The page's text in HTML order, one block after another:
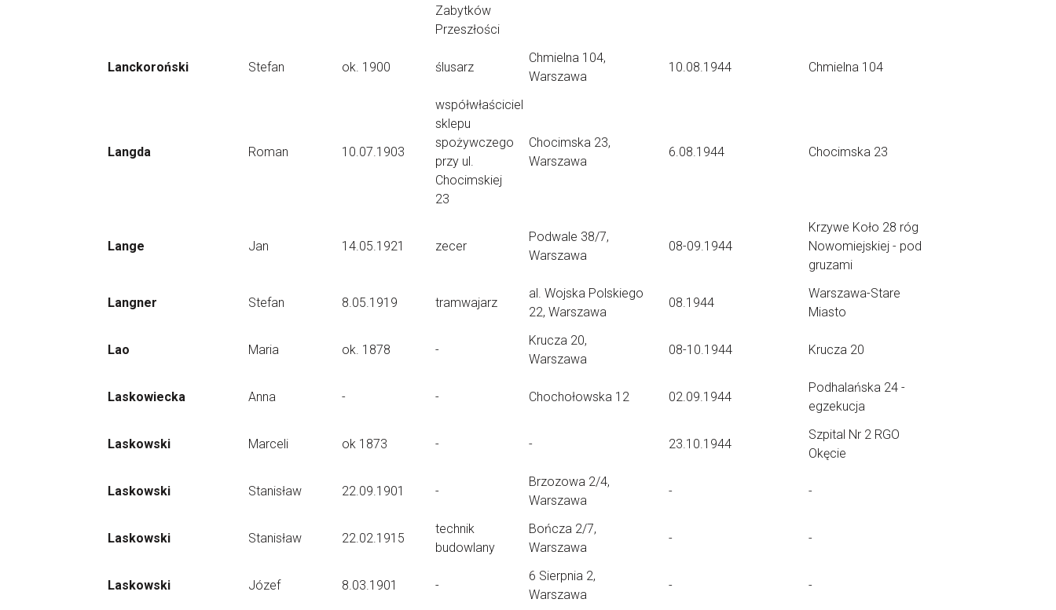
Zabytków
Przeszłości
Lanckoroński Stefan ok. 1900 ślusarz
Chmielna 104,
Warszawa
10.08.1944 Chmielna 104
Langda Roman 10.07.1903
współwłaściciel
sklepu
spożywczego
przy ul.
Chocimskiej
23
Chocimska 23,
Warszawa
6.08.1944 Chocimska 23
Lange Jan 14.05.1921 zecer
Podwale 38/7,
Warszawa
08-09.1944
Krzywe Koło 28 róg
Nowomiejskiej - pod
gruzami
Langner Stefan 8.05.1919 tramwajarz
al. Wojska Polskiego
22, Warszawa
08.1944
Warszawa-Stare
Miasto
Lao Maria ok. 1878 -
Krucza 20,
Warszawa
08-10.1944 Krucza 20
Laskowiecka Anna - - Chochołowska 12 02.09.1944
Podhalańska 24 -
egzekucja
Laskowski Marceli ok 1873 - - 23.10.1944
Szpital Nr 2 RGO
Okęcie
Laskowski Stanisław 22.09.1901 -
Brzozowa 2/4,
Warszawa
- -
Laskowski Stanisław 22.02.1915
technik
budowlany
Bończa 2/7,
Warszawa
- -
Laskowski Józef 8.03.1901 -
6 Sierpnia 2,
Warszawa
- -